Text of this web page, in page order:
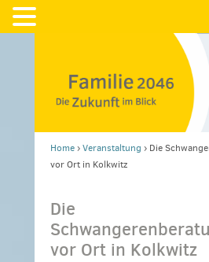
Home›Veranstaltung › Die
vor Ort in Kolkwitz
Die
vor Ort in Kolkwitz